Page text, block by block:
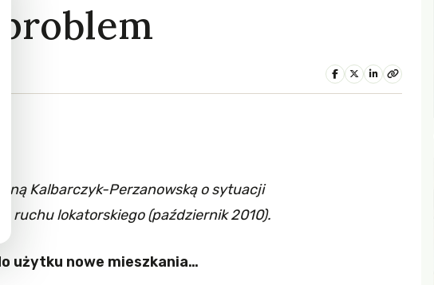
Kalbarczyk-Perzanowską o sytuacji
ruchu lokatorskiego (październik 2010).
użytku nowe mieszkania…